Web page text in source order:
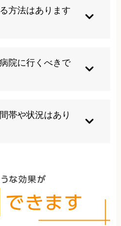
整脈が動悸の原因となる
しも一致しません。
方法はあります
可能な場合があります。
要で、自己判断は避ける
院に行くべきで
軽微でも気になる症状が
めします。
帯や状況はあり
こりやすい傾向がありま
により異なるため、記録
。